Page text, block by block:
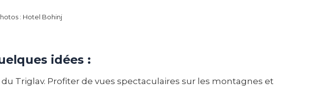
: Hotel Bohinj
idées :
Triglav. Profiter de vues spectaculaires sur les montagnes et